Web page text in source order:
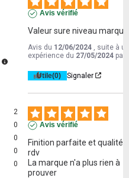
2
0
0
0
0
Avis vérifié
Valeur sure niveau
Avis du 12/06/2024
, suite à
expérience du 27/05/2024 par
Utile(0) Signaler
Avis vérifié
Finition parfaite et qualité
rdv
La marque n'a plus rien à
prouver